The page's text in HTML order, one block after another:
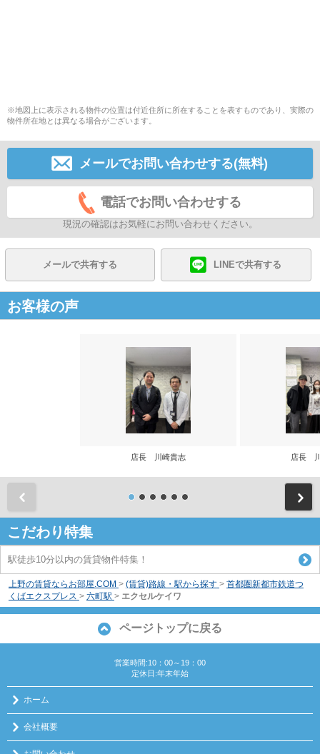
※地図上に表示される物件の位置は付近住所に所在することを表すものであり、実際の
物件所在地とは異なる場合がございます。
メールでお問い合わせする(無料)
電話でお問い合わせする
現況の確認はお気軽にお問い合わせください。
メールで共有する LINEで共有する
お客様の声
店長 川崎貴志 店長
こだわり特集
駅徒歩10分以内の賃貸物件特集！
上野の賃貸ならお部屋.COM > (賃貸)路線・駅から探す > 首都圏新都市鉄道つ
くばエクスプレス > 六町駅 > エクセルケイワ
ページトップに戻る
営業時間:10：00～19：00
定休日:年末年始
ホーム
会社概要